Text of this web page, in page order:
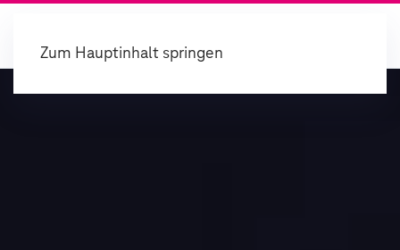
Zum Hauptinhalt springen